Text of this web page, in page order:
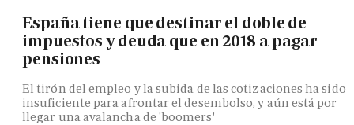
España tiene que destinar el doble de
impuestos y deuda que en 2018 a pagar
pensiones
El tirón del empleo y la subida de las cotizaciones ha sido
insuficiente para afrontar el desembolso, y aún está por
llegar una avalancha de 'boomers'